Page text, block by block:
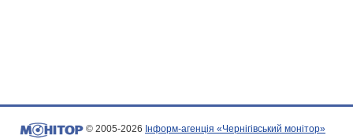
© 2005-2026 Інформ-агенція «Чернігівський монітор»